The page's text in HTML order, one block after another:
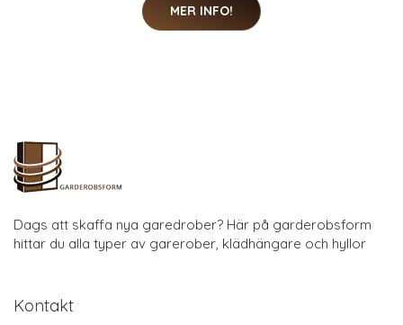
MER INFO!
Dags att skaffa nya garedrober? Här på garderobsform
hittar du alla typer av garerober, klädhängare och hyllor
Kontakt